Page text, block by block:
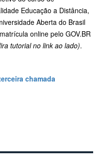
Educação a Distância,
Aberta do Brasil
online pelo GOV.BR
tutorial no link ao lado).
chamada